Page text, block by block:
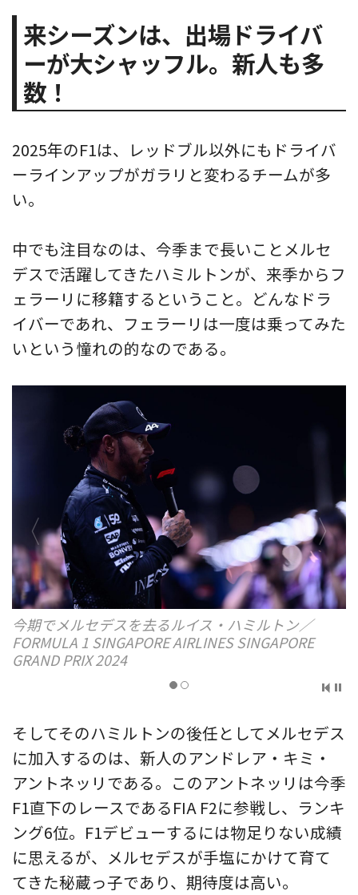
来シーズンは、出場ドライバ
ーが大シャッフル。新人も多
数！
2025年のF1は、レッドブル以外にもドライバ
ーラインアップがガラリと変わるチームが多
い。
中でも注目なのは、今季まで長いことメルセ
デスで活躍してきたハミルトンが、来季からフ
ェラーリに移籍するということ。どんなドラ
イバーであれ、フェラーリは一度は乗ってみた
いという憧れの的なのである。
今期でメルセデスを去るルイス・ハミルトン／
FORMULA 1 SINGAPORE AIRLINES SINGAPORE
GRAND PRIX 2024
そしてそのハミルトンの後任としてメルセデス
に加入するのは、新人のアンドレア・キミ・
アントネッリである。このアントネッリは今季
F1直下のレースであるFIA F2に参戦し、ランキ
ング6位。F1デビューするには物足りない成績
に思えるが、メルセデスが手塩にかけて育て
てきた秘蔵っ子であり、期待度は高い。